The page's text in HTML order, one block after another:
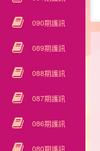
090期護訊
089期護訊
088期護訊
087期護訊
086期護訊
080期護訊